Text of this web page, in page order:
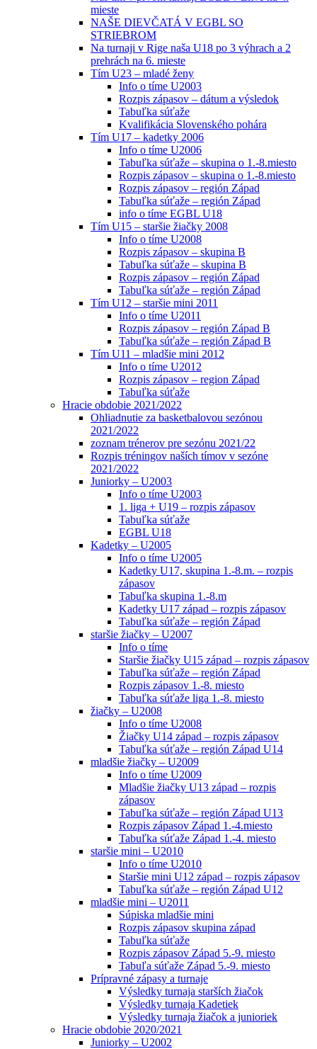
mieste
NAŠE DIEVČATÁ V EGBL SO
STRIEBROM
Na turnaji v Rige naša U18 po 3 výhrach a 2
prehrách na 6. mieste
Tím U23 – mladé ženy
Info o tíme U2003
Rozpis zápasov – dátum a výsledok
Tabuľka súťaže
Kvalifikácia Slovenského pohára
Tím U17 – kadetky 2006
Info o tíme U2006
Tabuľka súťaže – skupina o 1.-8.miesto
Rozpis zápasov – skupina o 1.-8.miesto
Rozpis zápasov – región Západ
Tabuľka súťaže – región Západ
info o tíme EGBL U18
Tím U15 – staršie žiačky 2008
Info o tíme U2008
Rozpis zápasov – skupina B
Tabuľka súťaže – skupina B
Rozpis zápasov – región Západ
Tabuľka súťaže – región Západ
Tím U12 – staršie mini 2011
Info o tíme U2011
Rozpis zápasov – región Západ B
Tabuľka súťaže – región Západ B
Tím U11 – mladšie mini 2012
Info o tíme U2012
Rozpis zápasov – region Západ
Tabuľka súťaže
Hracie obdobie 2021/2022
Ohliadnutie za basketbalovou sezónou
2021/2022
zoznam trénerov pre sezónu 2021/22
Rozpis tréningov naších tímov v sezóne
2021/2022
Juniorky – U2003
Info o tíme U2003
1. liga + U19 – rozpis zápasov
Tabuľka súťaže
EGBL U18
Kadetky – U2005
Info o tíme U2005
Kadetky U17, skupina 1.-8.m. – rozpis
zápasov
Tabuľka skupina 1.-8.m
Kadetky U17 západ – rozpis zápasov
Tabuľka súťaže – región Západ
staršie žiačky – U2007
Info o tíme
Staršie žiačky U15 západ – rozpis zápasov
Tabuľka súťaže – región Západ
Rozpis zápasov 1.-8. miesto
Tabuľka súťaže liga 1.-8. miesto
žiačky – U2008
Info o tíme U2008
Žiačky U14 západ – rozpis zápasov
Tabuľka súťaže – región Západ U14
mladšie žiačky – U2009
Info o tíme U2009
Mladšie žiačky U13 západ – rozpis
zápasov
Tabuľka súťaže – región Západ U13
Rozpis zápasov Západ 1.-4.miesto
Tabuľka súťaže Západ 1.-4. miesto
staršie mini – U2010
Info o tíme U2010
Staršie mini U12 západ – rozpis zápasov
Tabuľka súťaže – región Západ U12
mladšie mini – U2011
Súpiska mladšie mini
Rozpis zápasov skupina západ
Tabuľka súťaže
Rozpis zápasov Západ 5.-9. miesto
Tabuľa súťaže Západ 5.-9. miesto
Prípravné zápasy a turnaje
Výsledky turnaja starších žiačok
Výsledky turnaja Kadetiek
Výsledky turnaja žiačok a junioriek
Hracie obdobie 2020/2021
Juniorky – U2002